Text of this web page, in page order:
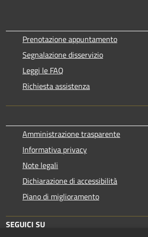
Prenotazione appuntamento
Segnalazione disservizio
Leggi le FAQ
Richiesta assistenza
Amministrazione trasparente
Informativa privacy
Note legali
Dichiarazione di accessibilità
Piano di miglioramento
SEGUICI SU